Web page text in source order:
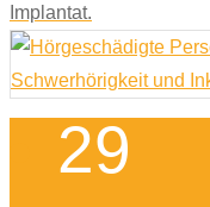
Implantat.
29